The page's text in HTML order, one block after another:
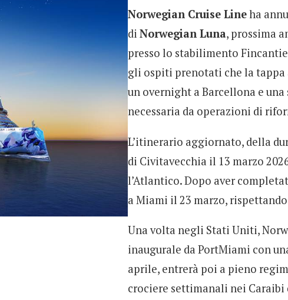
Norwegian Cruise Lineha
di Norwegian Luna, prossima
presso lo stabilimento
gli ospiti prenotati che la tappa
un overnight a Barcellona e
necessaria da operazioni di
L’itinerario aggiornato, della
di Civitavecchia il 13 marzo
l’Atlantico. Dopo aver
a Miami il 23 marzo,
Una volta negli Stati Uniti,
inaugurale da PortMiami con
aprile, entrerà poi a pieno
crociere settimanali nei Caraibi